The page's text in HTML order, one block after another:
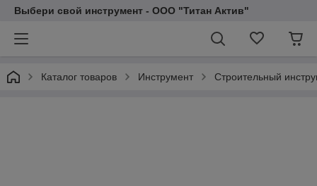
Выбери свой инструмент - ООО "Титан Актив"
Каталог товаров Инструмент Строительный